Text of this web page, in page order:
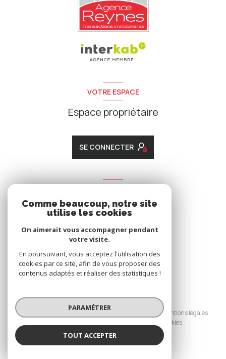
VOTRE ESPACE
Espace propriétaire
SE CONNECTER
Nous adhérons
© 2026 | Tous droits réservés
Nos honoraires
Nos partenaires
Mentions légales
Cookies
Réalisé par :
Comme beaucoup, notre site
utilise les cookies
On aimerait vous accompagner pendant
votre visite.
En poursuivant, vous acceptez l'utilisation des
cookies par ce site, afin de vous proposer des
contenus adaptés et réaliser des statistiques !
PARAMÉTRER
TOUT ACCEPTER